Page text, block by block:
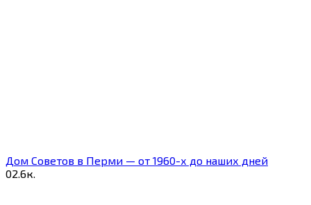
Дом Советов в Перми — от 1960-х до наших дней
02.6к.